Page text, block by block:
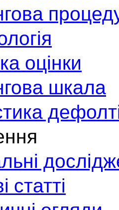
оцінки
шкала
статті